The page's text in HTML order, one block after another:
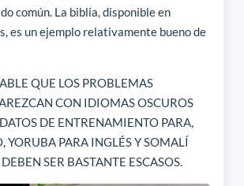
común. La biblia, disponible en
es un ejemplo relativamente bueno de
QUE LOS PROBLEMAS
CON IDIOMAS OSCUROS
DE ENTRENAMIENTO PARA,
YORUBA PARA INGLÉS Y SOMALÍ
SER BASTANTE ESCASOS.